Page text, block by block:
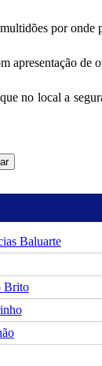
por onde
apresentação de
no local a
Baluarte
Brito